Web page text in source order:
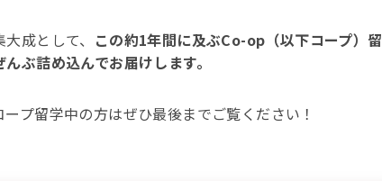
成として、 この約1年間に及ぶCo-op（以下コープ）留
ぶ詰め込んでお届けします。
プ留学中の方はぜひ最後までご覧ください！